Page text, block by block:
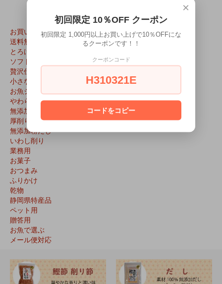
お買い得品
送料無料
とろける花かつお（超極薄削り）
ソフト削り
贅沢仕上げの花けずり・花かつお
小さな花かつお
お魚ジャーキー
やわらか厚削り
無添加だしパック
厚削り破砕片
無添加粉だし
いわし削り
業務用
お菓子
おつまみ
ふりかけ
乾物
静岡県特産品
ペット用
贈答用
お魚で選ぶ
メール便対応
×
初回限定 10％OFF クーポン
初回限定 1,000円以上お買い上げで10％OFFにな
るクーポンです！！
クーポンコード
H310321E
コードをコピー